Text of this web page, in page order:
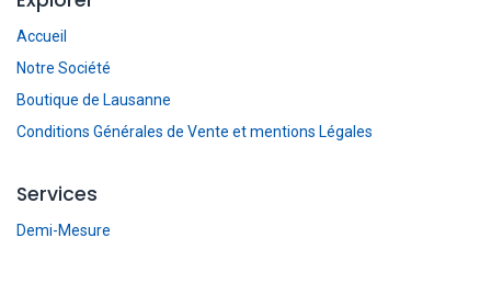
Accueil
Notre Société
Boutique de Lausanne
Conditions Générales de Vente et mentions Légales
Services
Demi-Mesure